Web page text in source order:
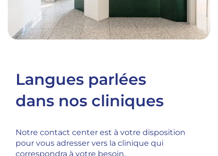
Langues parlées
dans nos cliniques
Notre contact center est à votre disposition
pour vous adresser vers la clinique qui
correspondra à votre besoin.